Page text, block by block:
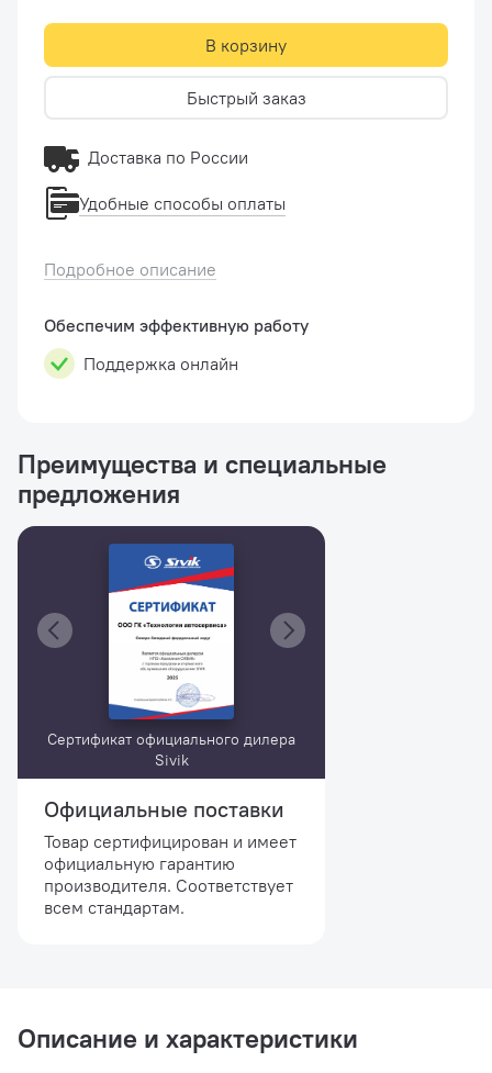
Подробное описание
Обеспечим эффективную работу
Поддержка онлайн
В корзину
Быстрый заказ
Доставка по России
Удобные способы оплаты
Преимущества и специальные
предложения
Сертификат официального дилера
Sivik
Официальные поставки
Товар сертифицирован и имеет
официальную гарантию
производителя. Соответствует
всем стандартам.
Описание и характеристики